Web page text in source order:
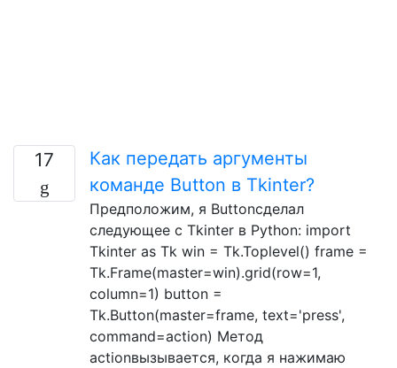
17
Как передать аргументы
команде Button в Tkinter?
Предположим, я Buttonсделал
следующее с Tkinter в Python: import
Tkinter as Tk win = Tk.Toplevel() frame =
Tk.Frame(master=win).grid(row=1,
column=1) button =
Tk.Button(master=frame, text='press',
command=action) Метод
actionвызывается, когда я нажимаю